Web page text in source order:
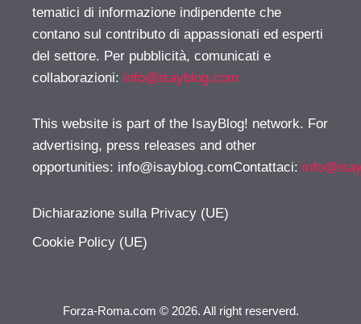
tematici di informazione indipendente che
contano sul contributo di appassionati ed esperti
del settore. Per pubblicità, comunicati e
collaborazioni: info@isayblog.com
This website is part of the IsayBlog! network. For
advertising, press releases and other
opportunities: info@isayblog.comContattaci:
Dichiarazione sulla Privacy (UE)
Cookie Policy (UE)
Forza-Roma.com © 2026. All right reserverd.